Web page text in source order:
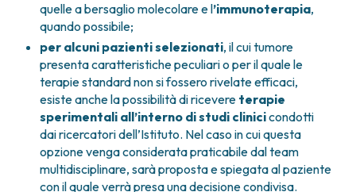
quelle a bersaglio molecolare e l’immunoterapia,
quando possibile;
per alcuni pazienti selezionati, il cui tumore
presenta caratteristiche peculiari o per il quale le
terapie standard non si fossero rivelate efficaci,
esiste anche la possibilità di ricevere terapie
sperimentali all’interno di studi clinicicondotti
dai ricercatori dell’Istituto. Nel caso in cui questa
opzione venga considerata praticabile dal team
multidisciplinare, sarà proposta e spiegata al paziente
con il quale verrà presa una decisione condivisa.